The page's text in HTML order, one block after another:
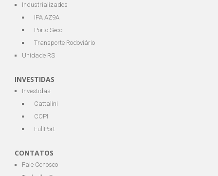
Industrializados
IPA AZ9A
Porto Seco
Transporte Rodoviário
Unidade RS
INVESTIDAS
Investidas
Cattalini
COPI
FullPort
CONTATOS
Fale Conosco